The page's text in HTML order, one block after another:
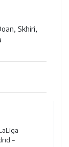
Skhiri,
–